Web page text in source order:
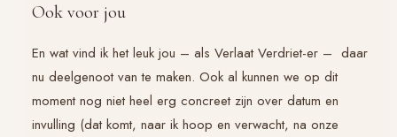
Ook voor jou
En wat vind ik het leuk jou – als Verlaat Verdriet-er – daar
nu deelgenoot van te maken. Ook al kunnen we op dit
moment nog niet heel erg concreet zijn over datum en
invulling (dat komt, naar ik hoop en verwacht, na onze